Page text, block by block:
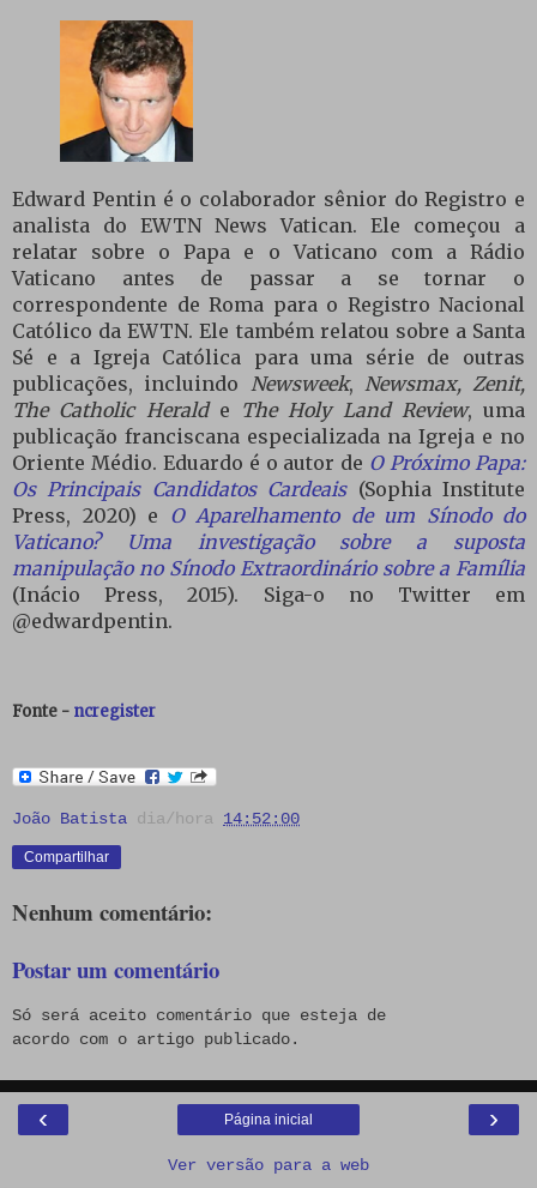
Edward Pentin é o colaborador sênior do Registro e
analista do EWTN News Vatican. Ele começou a
relatar sobre o Papa e o Vaticano com a Rádio
Vaticano antes de passar a se tornar o
correspondente de Roma para o Registro Nacional
Católico da EWTN. Ele também relatou sobre a Santa
Sé e a Igreja Católica para uma série de outras
publicações, incluindo Newsweek, Newsmax, Zenit,
The Catholic Heralde The Holy Land Review, uma
publicação franciscana especializada na Igreja e no
Oriente Médio. Eduardo é o autor de O Próximo Papa:
Os Principais Candidatos Cardeais(Sophia Institute
Press, 2020) e O Aparelhamento de um Sínodo do
Vaticano? Uma investigação sobre a suposta
manipulação no Sínodo Extraordinário sobre a Família
(Inácio Press, 2015). Siga-o no Twitter em
@edwardpentin.
Fonte - ncregister
João Batista dia/hora 14:52:00
Compartilhar
Nenhum comentário:
Postar um comentário
Só será aceito comentário que esteja de
acordo com o artigo publicado.
‹ ›
Página inicial
Ver versão para a web